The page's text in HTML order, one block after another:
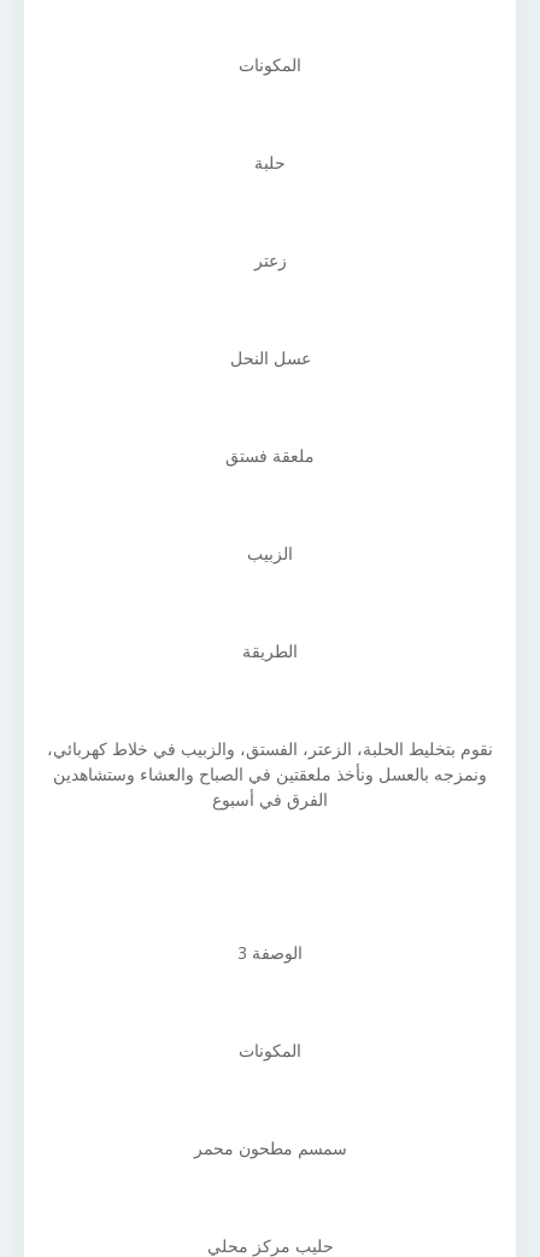
المكونات
حلبة
زعتر
عسل النحل
ملعقة فستق
الزبيب
الطريقة
نقوم بتخليط الحلبة، الزعتر، الفستق، والزبيب في خلاط كهربائي،
ونمزجه بالعسل ونأخذ ملعقتين في الصباح والعشاء وستشاهدين
الفرق في أسبوع
الوصفة 3
المكونات
سمسم مطحون محمر
حليب مركز محلي